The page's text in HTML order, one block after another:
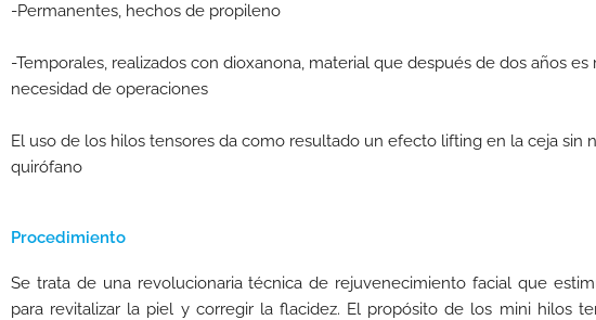
-Permanentes, hechos de propileno
-Temporales, realizados con dioxanona, material que después de dos años
necesidad de operaciones
El uso de los hilos tensores da como resultado un efecto lifting en la ceja sin
quirófano
Procedimiento
Se trata de una revolucionaria técnica de rejuvenecimiento facial que
para revitalizar la piel y corregir la flacidez. El propósito de los mini hilos